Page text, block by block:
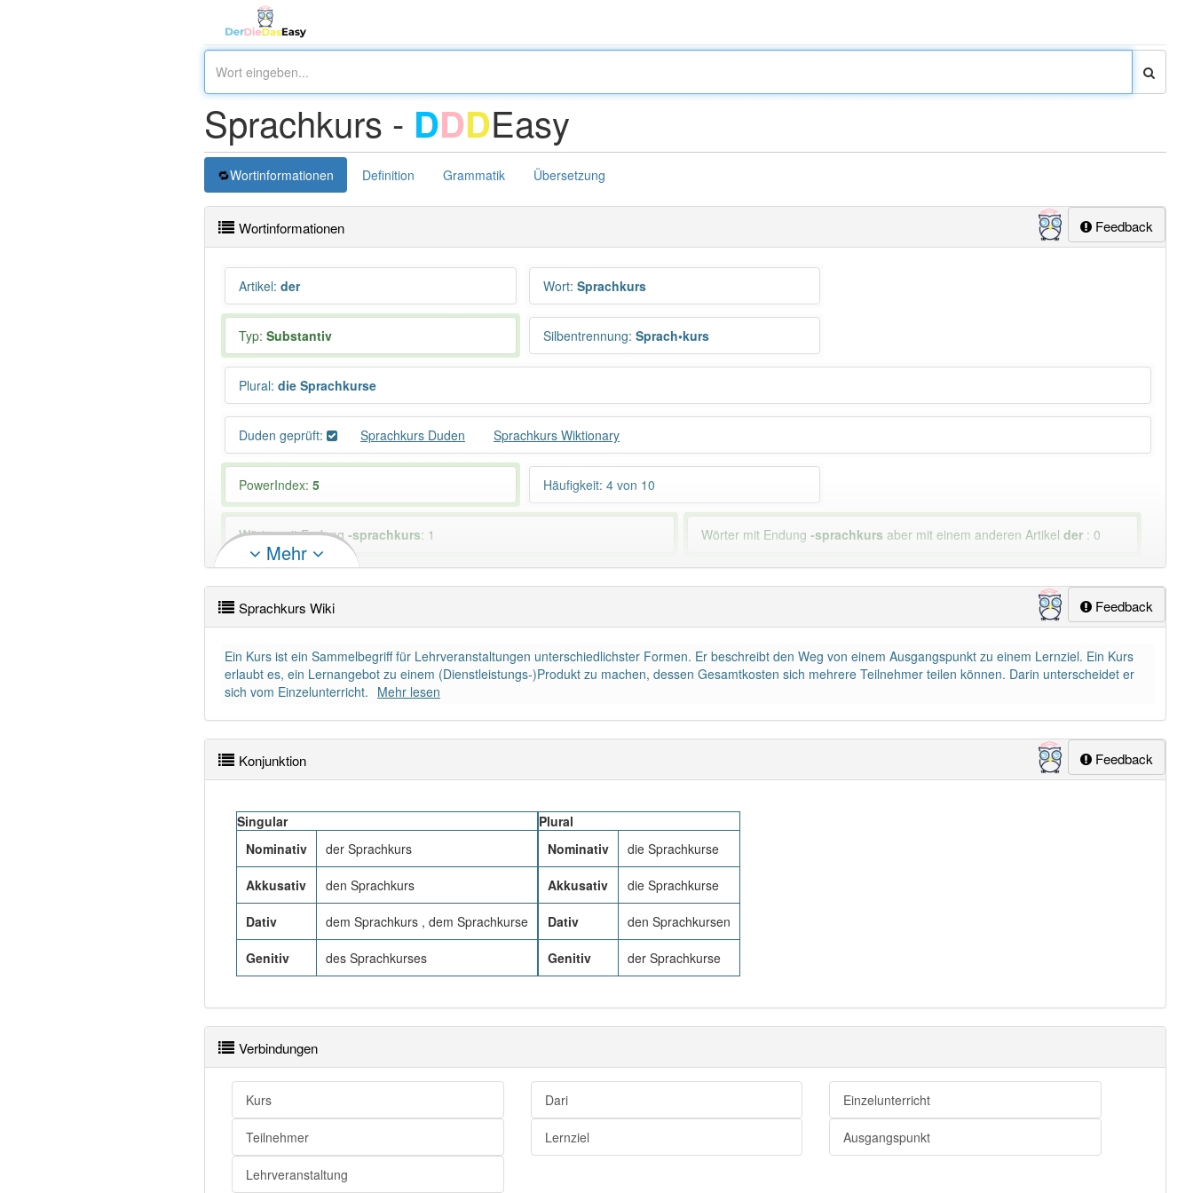
Sprachkurs - DDDEasy
Wortinformationen Definition Grammatik Übersetzung
Feedback
Wortinformationen
Artikel: der Wort: Sprachkurs
Typ: Substantiv Silbentrennung: Sprach•kurs
Plural: die Sprachkurse
Duden geprüft: Sprachkurs Duden Sprachkurs Wiktionary
PowerIndex: 5 Häufigkeit: 4 von 10
Wörter mit Endung -sprachkurs: 1 Wörter mit Endung-sprachkurs aber mit einem anderen Artikelder : 0
95% unserer Spielapp-Nutzer haben den Artikel korrekt erraten.
Mehr
Feedback
Sprachkurs Wiki
Ein Kurs ist ein Sammelbegriff für Lehrveranstaltungen unterschiedlichster Formen. Er beschreibt den Weg von einem Ausgangspunkt zu einem Lernziel. Ein Kurs
erlaubt es, ein Lernangebot zu einem (Dienstleistungs-)Produkt zu machen, dessen Gesamtkosten sich mehrere Teilnehmer teilen können. Darin unterscheidet er
sich vom Einzelunterricht. Mehr lesen
Feedback
Konjunktion
Singular
Nominativ
der Sprachkurs
Akkusativ den Sprachkurs
Dativ dem Sprachkurs , dem Sprachkurse
Genitiv des Sprachkurses
Plural
Nominativ
die Sprachkurse
Akkusativ die Sprachkurse
Dativ den Sprachkursen
Genitiv der Sprachkurse
Verbindungen
Kurs Dari Einzelunterricht
Teilnehmer Lernziel Ausgangspunkt
Lehrveranstaltung